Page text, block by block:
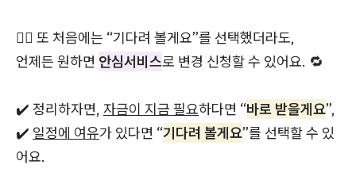
👉🏻 또 처음에는 “기다려 볼게요”를 선택했더라도,
언제든 원하면 안심서비스로 변경 신청할 수 있어요. 🔁
✔️ 정리하자면, 자금이 지금 필요하다면 “바로 받을게요”,
✔️ 일정에 여유가 있다면 “기다려 볼게요”를 선택할 수 있
어요.